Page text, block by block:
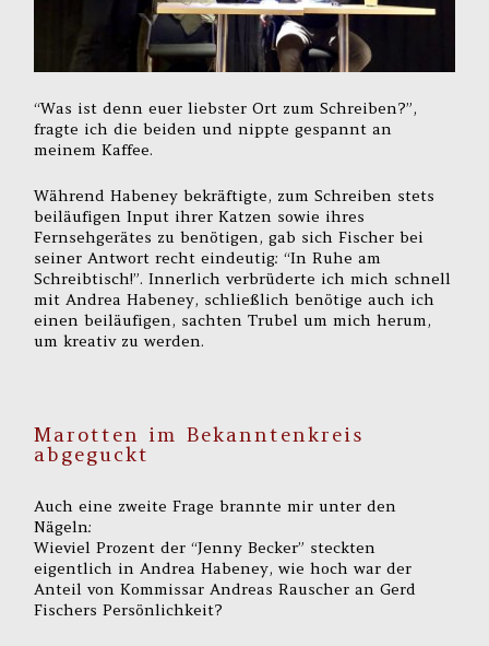
“Was ist denn euer liebster Ort zum Schreiben?”,
fragte ich die beiden und nippte gespannt an
meinem Kaffee.
Während Habeney bekräftigte, zum Schreiben stets
beiläufigen Input ihrer Katzen sowie ihres
Fernsehgerätes zu benötigen, gab sich Fischer bei
seiner Antwort recht eindeutig: “In Ruhe am
Schreibtisch!”. Innerlich verbrüderte ich mich schnell
mit Andrea Habeney, schließlich benötige auch ich
einen beiläufigen, sachten Trubel um mich herum,
um kreativ zu werden.
Marotten im Bekanntenkreis
abgeguckt
Auch eine zweite Frage brannte mir unter den
Nägeln:
Wieviel Prozent der “Jenny Becker” steckten
eigentlich in Andrea Habeney, wie hoch war der
Anteil von Kommissar Andreas Rauscher an Gerd
Fischers Persönlichkeit?